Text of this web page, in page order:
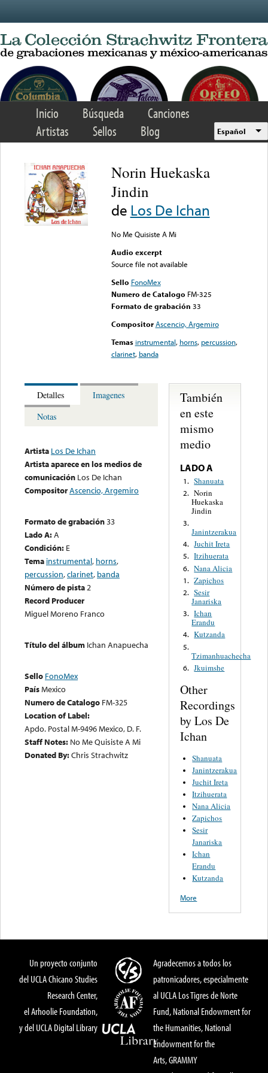
Inicio Búsqueda
Canciones
Artistas
Sellos Blog Español
Norin Huekaska
Jindin
de Los De Ichan
No Me Quisiste A Mi
Audio excerpt
Source file not available
Sello FonoMex
Numero de Catalogo FM-325
Formato de grabación 33
Compositor Ascencio, Argemiro
Temas instrumental, horns, percussion,
clarinet, banda
Detalles
Imagenes
Notas
Artista Los De Ichan
Artista aparece en los medios de
comunicación Los De Ichan
CompositorAscencio, Argemiro
Formato de grabación33
Lado A:A
Condición: E
Tema instrumental, horns,
percussion,clarinet, banda
Número de pista2
Record Producer
Miguel Moreno Franco
Título del álbum Ichan Anapuecha
Sello FonoMex
PaísMexico
Numero de Catalogo FM-325
Location of Label:
Apdo. Postal M-9496 Mexico, D. F.
Staff Notes: No Me Quisiste A Mi
Donated By:Chris Strachwitz
También
en este
mismo
medio
LADO A
1. Shanuata
2. Norin
Huekaska
Jindin
3.
Janintzerakua
4. Juchit Ireta
5. Itzihuerata
6. Nana Alicia
1. Zapichos
2. Sesir
Janariska
3. Ichan
Erandu
4. Kutzanda
5.
Tzimanhuachecha
6. Jkuimshe
Other
Recordings
by Los De
Ichan
Shanuata
Janintzerakua
Juchit Ireta
Itzihuerata
Nana Alicia
Zapichos
Sesir
Janariska
Ichan
Erandu
Kutzanda
More
Un proyecto conjunto
del UCLA Chicano Studies
Research Center,
el Arhoolie Foundation,
y del UCLA Digital Library
Agradecemos a todos los
patronicadores, especialmente
al UCLA Los Tigres de Norte
Fund, National Endowment for
the Humanities, National
Endowment for the
Arts, GRAMMY